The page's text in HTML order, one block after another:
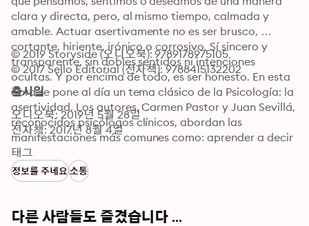
clara y directa, pero, al mismo tiempo, calmada y
amable. Actuar asertivamente no es ser brusco,
cortante, hiriente, irónico o corrosivo. Sí sincero y
transparente, sin dobles sentidos ni intenciones
ocultas. Y por encima de todo, es ser honesto. En esta
obra se pone al día un tema clásico de la Psicología: la
asertividad. Los autores, Carmen Pastor y Juan Sevillá,
reconocidos psicólogos clínicos, abordan las
manifestaciones más comunes como: aprender a decir
'no', saber pedir ayuda, formular una crítica, etc., pero
actualizan el concepto de asertividad y lo amplían a
otras áreas como el perdón, la comunicación sexual, la
guía útil, con un lenguaje sencillo y práctico, repleta de
© 2019 Storyside (오디오북): 9789178975105
© 2017 Sello Editorial (전자책): 9788415132202
출시일
오디오북: 2019년 5월 28일
전자책: 2017년 8월 4일
태그
정보를 주네요소통
다른 사람들도 즐겼습니다 ...